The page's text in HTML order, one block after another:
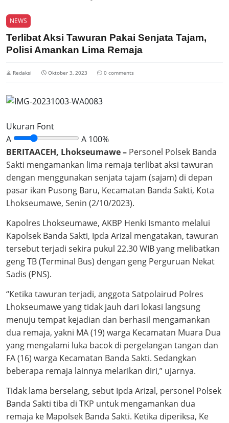
NEWS
Terlibat Aksi Tawuran Pakai Senjata Tajam,
Polisi Amankan Lima Remaja
Redaksi Oktober 3, 2023 0 comments
Ukuran Font
A
A 100%
BERITAACEH, Lhokseumawe – Personel Polsek Banda
Sakti mengamankan lima remaja terlibat aksi tawuran
dengan menggunakan senjata tajam (sajam) di depan
pasar ikan Pusong Baru, Kecamatan Banda Sakti, Kota
Lhokseumawe, Senin (2/10/2023).
Kapolres Lhokseumawe, AKBP Henki Ismanto melalui
Kapolsek Banda Sakti, Ipda Arizal mengatakan, tawuran
tersebut terjadi sekira pukul 22.30 WIB yang melibatkan
geng TB (Terminal Bus) dengan geng Perguruan Nekat
Sadis (PNS).
“Ketika tawuran terjadi, anggota Satpolairud Polres
Lhokseumawe yang tidak jauh dari lokasi langsung
menuju tempat kejadian dan berhasil mengamankan
dua remaja, yakni MA (19) warga Kecamatan Muara Dua
yang mengalami luka bacok di pergelangan tangan dan
FA (16) warga Kecamatan Banda Sakti. Sedangkan
beberapa remaja lainnya melarikan diri,” ujarnya.
Tidak lama berselang, sebut Ipda Arizal, personel Polsek
Banda Sakti tiba di TKP untuk mengamankan dua
remaja ke Mapolsek Banda Sakti. Ketika diperiksa, Ke